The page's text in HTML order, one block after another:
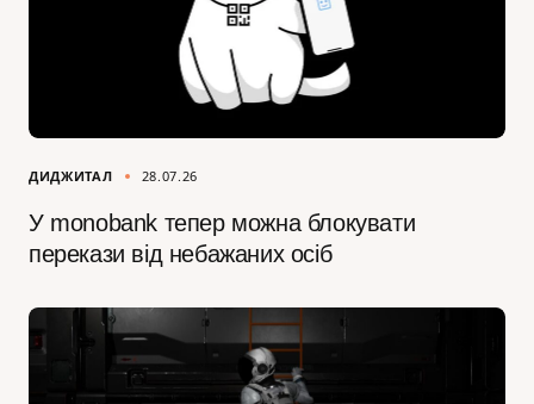
ДИДЖИТАЛ 28.07.26
У monobank тепер можна блокувати
перекази від небажаних осіб